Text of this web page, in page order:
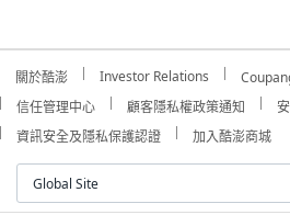
關於酷澎 Investor Relations
信任管理中心
顧客隱私權政策通知
資訊安全及隱私保護認證
加入酷澎商城
Global Site